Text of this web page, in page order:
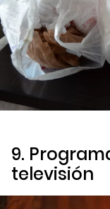
9.
televisión